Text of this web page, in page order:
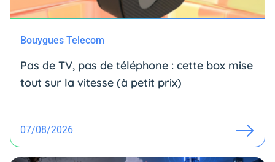
Bouygues Telecom
Pas de TV, pas de téléphone : cette box mise
tout sur la vitesse (à petit prix)
07/08/2026